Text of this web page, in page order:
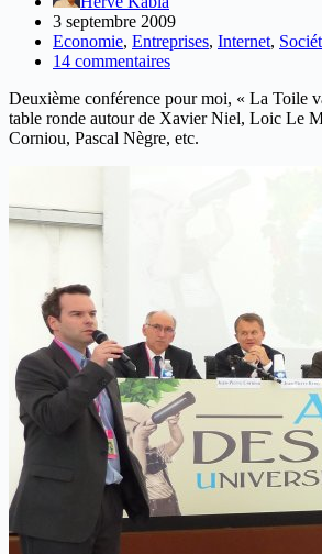
3 septembre 2009
Economie, Entreprises, Internet,
14 commentaires
Deuxième conférence pour moi, « La Toile
table ronde autour de Xavier Niel, Loic Le
Corniou, Pascal Nègre, etc.